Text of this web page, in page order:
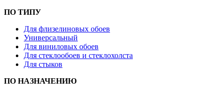
ПО ТИПУ
Для флизелиновых обоев
Универсальный
Для виниловых обоев
Для стеклообоев и стеклохолста
Для стыков
ПО НАЗНАЧЕНИЮ